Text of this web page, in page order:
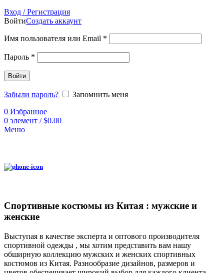
Вход / Регистрация
ВойтиСоздать аккаунт
Имя пользователя или Email *
Пароль *
Войти
Забыли пароль?
Запомнить меня
0 Избранное
0 элемент / $0.00
Меню
Спортивные костюмы из Китая : мужские и
женские
Выступая в качестве эксперта и оптового производителя
спортивной одежды , мы хотим представить вам нашу
обширную коллекцию мужских и женских спортивных
костюмов из Китая. Разнообразие дизайнов, размеров и